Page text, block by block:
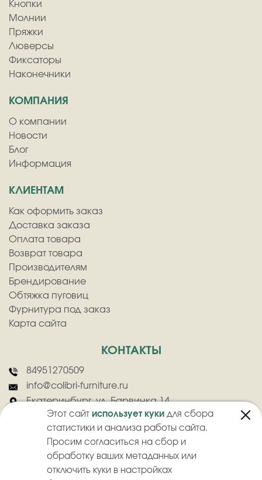
Этот сайт использует куки для сбора
статистики и анализа работы сайта.
Просим согласиться на сбор и
обработку ваших метаданных или
отключить куки в настройках
Кнопки
Молнии
Пряжки
Люверсы
Фиксаторы
Наконечники
КОМПАНИЯ
О компании
Новости
Блог
Информация
КЛИЕНТАМ
Как оформить заказ
Доставка заказа
Оплата товара
Возврат товара
Производителям
Брендирование
Обтяжка пуговиц
Фурнитура под заказ
Карта сайта
КОНТАКТЫ
84951270509
info@colibri-furniture.ru
Екатеринбург, ул. Барвинка 14
ООО "Колибри" - Оптовая продажа швейной фурнитуры